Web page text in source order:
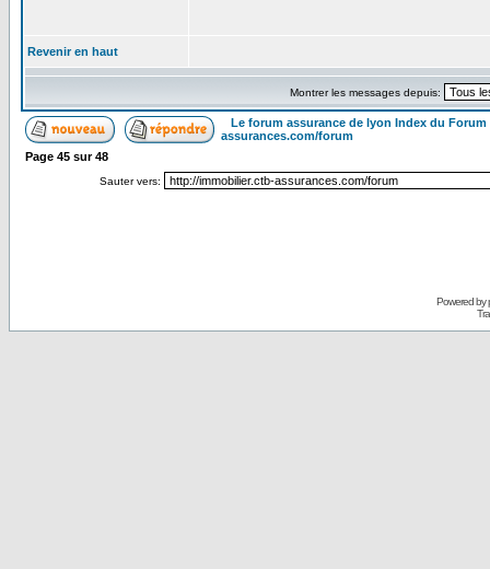
Revenir en haut
Montrer les messages depuis:
Le forum assurance de lyon Index du Forum
assurances.com/forum
Page 45 sur48
Sauter vers:
Powered by